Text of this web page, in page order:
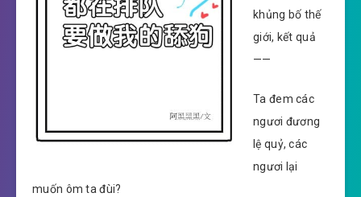
khủng bố thế
giới, kết quả
——
Ta đem các
ngươi đương
lệ quỷ, các
ngươi lại
muốn ôm ta đùi?